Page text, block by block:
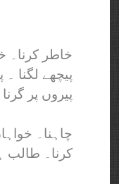
خاطر کرنا۔
پیچھے لگنا ۔
پیروں پر گرنا
چاہنا۔
کرنا۔ طالب